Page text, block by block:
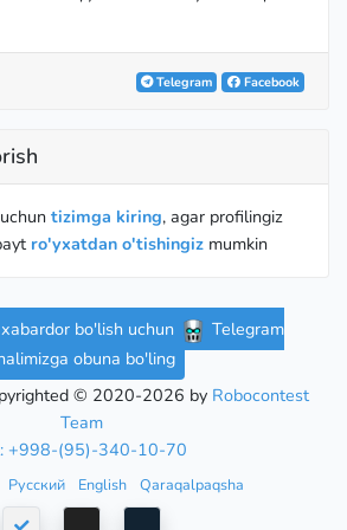
Telegram Facebook
tizimga kiring, agar profilingiz
ro'yxatdan o'tishingiz mumkin
bo'lish uchun
Telegram
obuna bo'ling
© 2020-2026 by Robocontest
Team
+998-(95)-340-10-70
Русский English Qaraqalpaqsha